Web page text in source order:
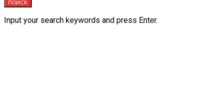
ПОИСК
Input your search keywords and press Enter.